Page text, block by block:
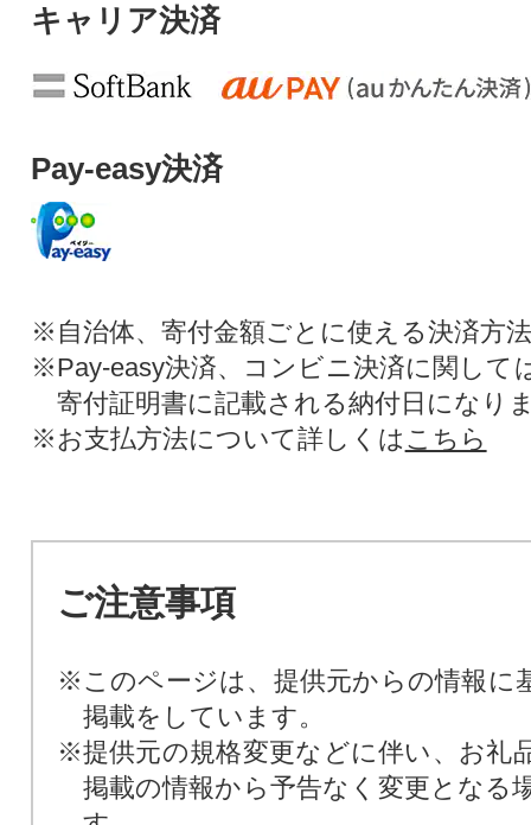
キャリア決済
Pay-easy決済
※自治体、寄付金額ごとに使える決済方
※Pay-easy決済、コンビニ決済に関して
寄付証明書に記載される納付日になり
※お支払方法について詳しくは こちら
ご注意事項
※このページは、提供元からの情報に
掲載をしています。
※提供元の規格変更などに伴い、お礼
掲載の情報から予告なく変更となる